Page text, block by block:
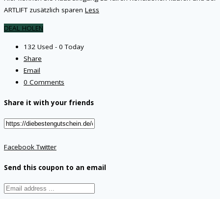
ARTLIFT zusätzlich sparen Less
DEAL HOLEN
132 Used - 0 Today
Share
Email
0 Comments
Share it with your friends
FacebookTwitter
Send this coupon to an email